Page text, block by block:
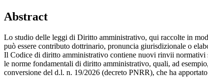
Abstract
Lo studio delle leggi di Diritto amministrativo, qui raccolte in
può essere contributo dottrinario, pronuncia giurisdizionale o
Il Codice di diritto amministrativo contiene nuovi rinvii normativi
le norme fondamentali di diritto amministrativo, quali, ad
conversione del d.l. n. 19/2026 (decreto PNRR), che ha